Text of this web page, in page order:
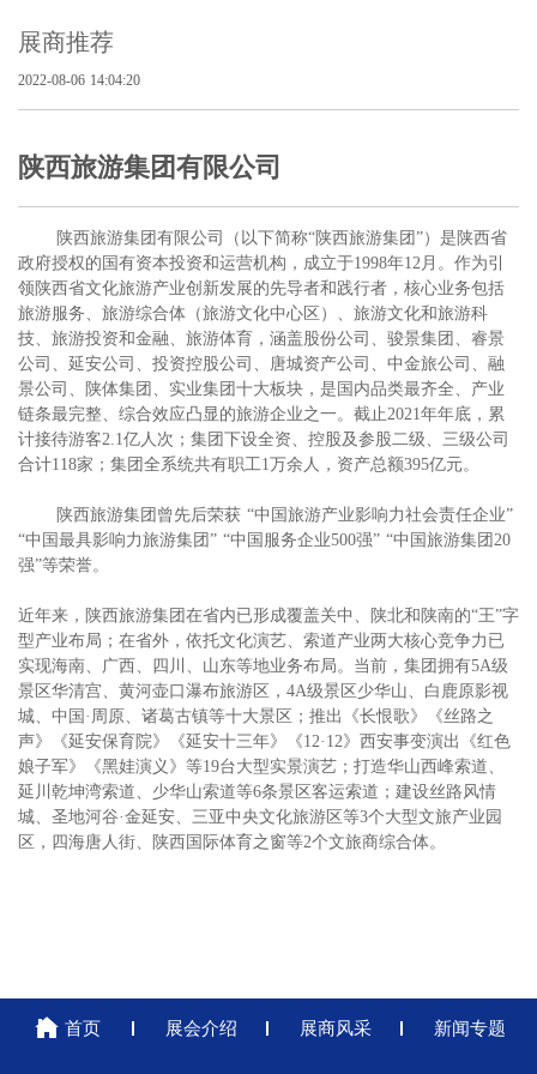
展商推荐
2022-08-06 14:04:20
陕西旅游集团有限公司
陕西旅游集团有限公司（以下简称“陕西旅游集团”）是陕西省
政府授权的国有资本投资和运营机构，成立于1998年12月。作为引
领陕西省文化旅游产业创新发展的先导者和践行者，核心业务包括
旅游服务、旅游综合体（旅游文化中心区）、旅游文化和旅游科
技、旅游投资和金融、旅游体育，涵盖股份公司、骏景集团、睿景
公司、延安公司、投资控股公司、唐城资产公司、中金旅公司、融
景公司、陕体集团、实业集团十大板块，是国内品类最齐全、产业
链条最完整、综合效应凸显的旅游企业之一。截止2021年年底，累
计接待游客2.1亿人次；集团下设全资、控股及参股二级、三级公司
合计118家；集团全系统共有职工1万余人，资产总额395亿元。
陕西旅游集团曾先后荣获 “中国旅游产业影响力社会责任企业”
“中国最具影响力旅游集团” “中国服务企业500强” “中国旅游集团20
强”等荣誉。
近年来，陕西旅游集团在省内已形成覆盖关中、陕北和陕南的“王”字
型产业布局；在省外，依托文化演艺、索道产业两大核心竞争力已
实现海南、广西、四川、山东等地业务布局。当前，集团拥有5A级
景区华清宫、黄河壶口瀑布旅游区，4A级景区少华山、白鹿原影视
城、中国·周原、诸葛古镇等十大景区；推出《长恨歌》《丝路之
声》《延安保育院》《延安十三年》《12·12》西安事变演出《红色
娘子军》《黑娃演义》等19台大型实景演艺；打造华山西峰索道、
延川乾坤湾索道、少华山索道等6条景区客运索道；建设丝路风情
城、圣地河谷·金延安、三亚中央文化旅游区等3个大型文旅产业园
区，四海唐人街、陕西国际体育之窗等2个文旅商综合体。
首页 展会介绍 展商风采 新闻专题